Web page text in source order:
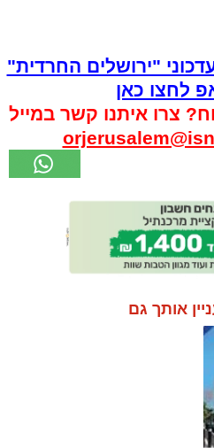
"ירושלים החרדית"
לחצו כאן
צרו איתנו קשר במייל
אותך גם